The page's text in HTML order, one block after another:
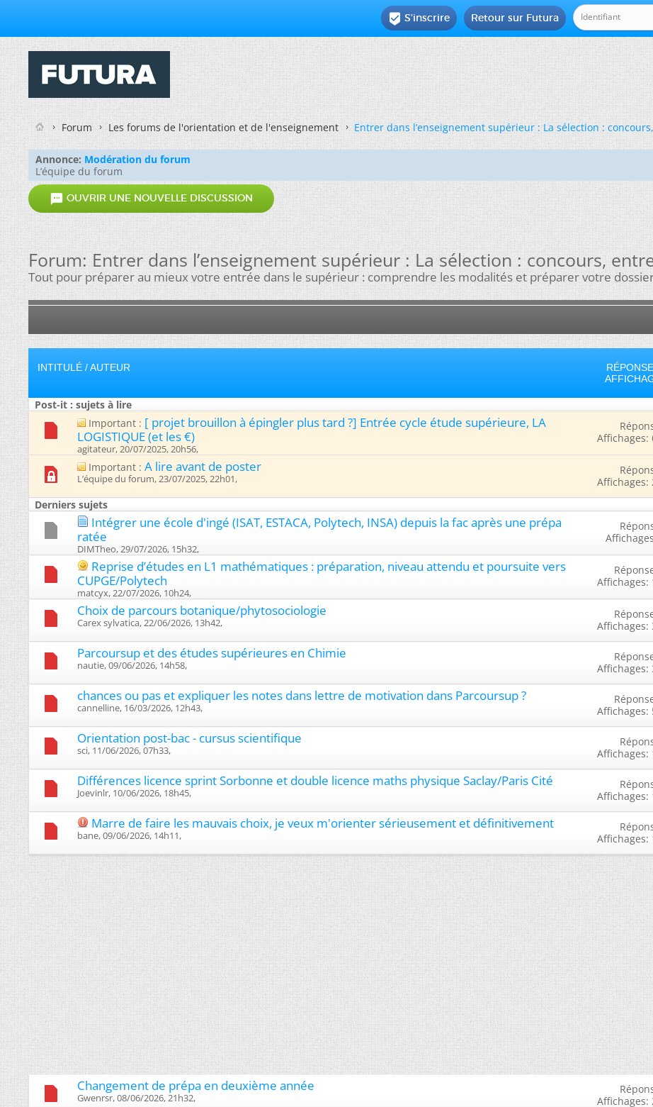
Retour sur Futura
 S'inscrire
Forum Les forums de l'orientation et de l'enseignement Entrer dans l’enseignement supérieur : La sélection :
Annonce: Modération du forum
L’équipe du forum
 OUVRIR UNE NOUVELLE DISCUSSION
Forum:Entrer dans l’enseignement supérieur : La sélection : concours,
Tout pour préparer au mieux votre entrée dans le supérieur : comprendre les modalités et préparer votre
INTITULÉ /AUTEUR
Post-it : sujets à lire
Important : [ projet brouillon à épingler plus tard ?] Entrée cycle étude supérieure, LA
LOGISTIQUE (et les €)
agitateur, 20/07/2025, 20h56, ‎
Affichages:
Important : A lire avant de poster
L’équipe du forum, 23/07/2025, 22h01, ‎
Affichages:
Derniers sujets
Intégrer une école d'ingé (ISAT, ESTACA, Polytech, INSA) depuis la fac après une prépa
ratée
DIMTheo, 29/07/2026, 15h32, ‎
Reprise d’études en L1 mathématiques : préparation, niveau attendu et poursuite vers
CUPGE/Polytech
matcyx, 22/07/2026, 10h24, ‎
Affichages:
Choix de parcours botanique/phytosociologie
Carex sylvatica, 22/06/2026, 13h42, ‎
Affichages:
Parcoursup et des études supérieures en Chimie
nautie, 09/06/2026, 14h58, ‎
Affichages:
chances ou pas et expliquer les notes dans lettre de motivation dans Parcoursup ?
cannelline, 16/03/2026, 12h43, ‎
Affichages:
Orientation post-bac - cursus scientifique
sci, 11/06/2026, 07h33, ‎
Affichages:
Différences licence sprint Sorbonne et double licence maths physique Saclay/Paris Cité
Joevinlr, 10/06/2026, 18h45, ‎
Affichages:
Marre de faire les mauvais choix, je veux m'orienter sérieusement et définitivement
bane, 09/06/2026, 14h11, ‎
Affichages:
Changement de prépa en deuxième année
Gwenrsr, 08/06/2026, 21h32, ‎
Affichages: